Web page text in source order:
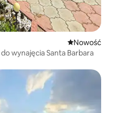
Nowe
Nowość
wynajęcia Santa Barbara